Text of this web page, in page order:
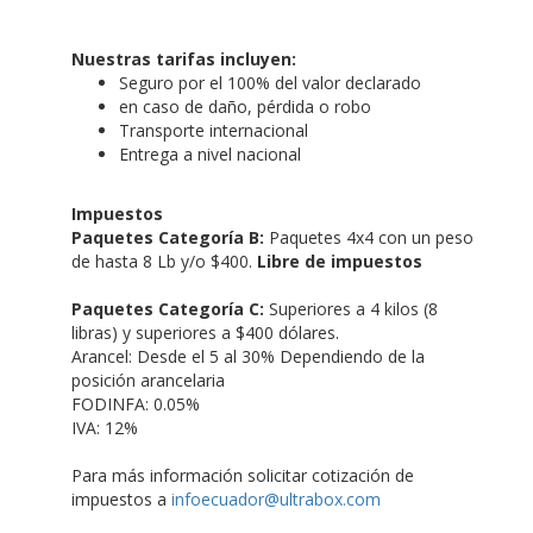
Nuestras tarifas incluyen:
Seguro por el 100% del valor declarado
en caso de daño, pérdida o robo
Transporte internacional
Entrega a nivel nacional
Impuestos
Paquetes Categoría B: Paquetes 4x4 con un peso
de hasta 8 Lb y/o $400. Libre de impuestos
Paquetes Categoría C: Superiores a 4 kilos (8
libras) y superiores a $400 dólares.
Arancel: Desde el 5 al 30% Dependiendo de la
posición arancelaria
FODINFA: 0.05%
IVA: 12%
Para más información solicitar cotización de
impuestos a infoecuador@ultrabox.com